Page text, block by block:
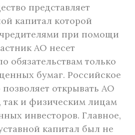
представляет
капитал которой
при помощи
АО несет
обязательствам только
бумаг. Российское
позволяет открывать АО
так и физическим лицам
инвесторов. Главное,
капитал был не